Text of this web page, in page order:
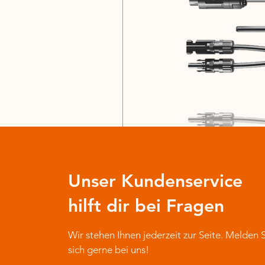
Unser Kundenservice
hilft dir bei Fragen
Wir stehen Ihnen jederzeit zur Seite. Melden
sich gerne bei uns!